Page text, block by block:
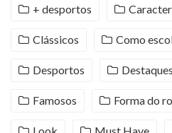
+ desportos
Clássicos Como
Desportos Destaques
Famosos Forma do